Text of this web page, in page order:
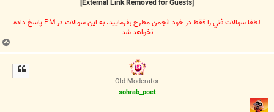
لطفا سوالات فني را فقط در خود انجمن مطرح بفرماييد، به اين سوالات در PM پاسخ داده
نخواهد شد
ب
ا
Old Moderator
sohrab_poet